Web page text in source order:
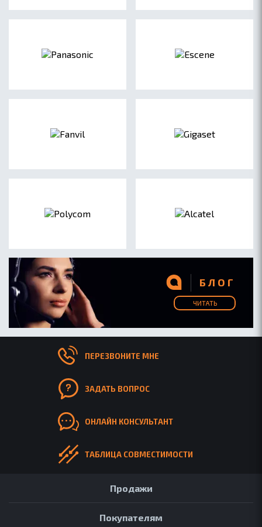
БЛОГ
ЧИТАТЬ
ПЕРЕЗВОНИТЕ МНЕ
ЗАДАТЬ ВОПРОС
ОНЛАЙН КОНСУЛЬТАНТ
ТАБЛИЦА СОВМЕСТИМОСТИ
Продажи
Покупателям